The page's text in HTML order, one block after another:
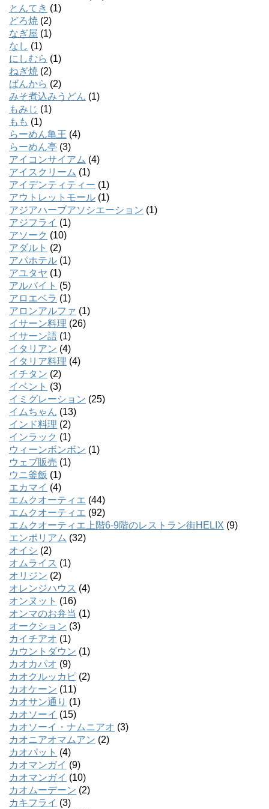
とんてき (1)
どろ焼 (2)
なぎ屋 (1)
なし (1)
にしむら (1)
ねぎ焼 (2)
ばんから (2)
みそ煮込みうどん (1)
もみじ (1)
もも (1)
らーめん亀王 (4)
らーめん亭 (3)
アイコンサイアム (4)
アイスクリーム (1)
アイデンティティー (1)
アウトレットモール (1)
アジアハーブアソシエーション (1)
アジフライ (1)
アソーク (10)
アダルト (2)
アパホテル (1)
アユタヤ (1)
アルバイト (5)
アロエベラ (1)
アロンアルファ (1)
イサーン料理 (26)
イサーン語 (1)
イタリアン (4)
イタリア料理 (4)
イチタン (2)
イベント (3)
イミグレーション (25)
イムちゃん (13)
インド料理 (2)
インラック (1)
ウィーンボンボン (1)
ウェブ販売 (1)
ウニ釜飯 (1)
エカマイ (4)
エムクオーティエ (44)
エムクオーティエ (92)
エムクオーティエ上階6-9階のレストラン街HELIX (9)
エンポリアム (32)
オイシ (2)
オムライス (1)
オリジン (2)
オレンジハウス (4)
オンヌット (16)
オンマのお弁当 (1)
オークション (3)
カイチアオ (1)
カウントダウン (1)
カオカパオ (9)
カオクルッカピ (2)
カオケーン (11)
カオサン通り (1)
カオソーイ (15)
カオソーイ・ナムニアオ (3)
カオニアオマムアン (2)
カオパット (4)
カオマンガイ (9)
カオマンガイ (10)
カオムーデーン (2)
カキフライ (3)